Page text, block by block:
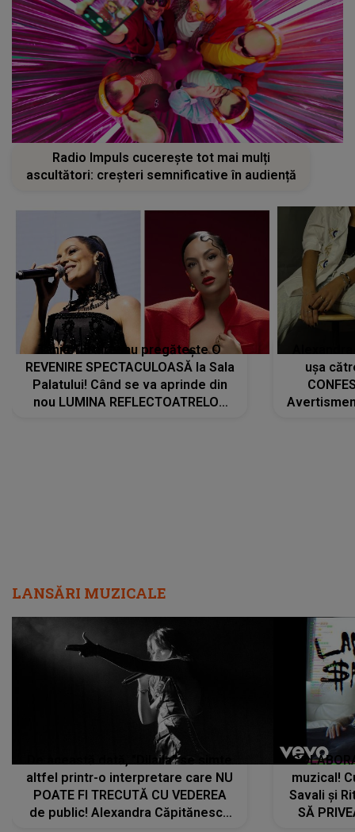
Radio Impuls cucerește tot mai mulți
ascultători: creșteri semnificative în audiență
Tania Turtureanu pregătește O
REVENIRE SPECTACULOASĂ la Sala
Palatului! Când se va aprinde din
nou LUMINA REFLECTOATRELOR
ușa
LANSĂRI MUZICALE
De această dată, "Dilaila" se simte
altfel printr-o interpretare care NU
POATE FI TRECUTĂ CU VEDEREA
de public! Alexandra Căpitănescu
muzical!
Savali și
SĂ